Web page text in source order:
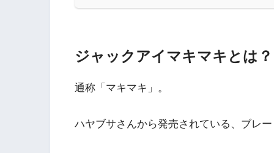
ジャックアイマキマキとは？
通称「マキマキ」。
ハヤブサさんから発売されている、ブレ